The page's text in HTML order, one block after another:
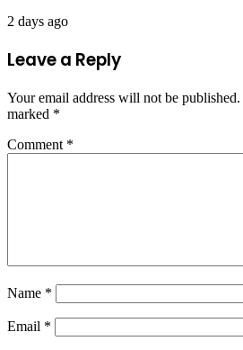
2 days ago
Leave a Reply
Your email address will not be published.
marked *
Comment *
Name *
Email *